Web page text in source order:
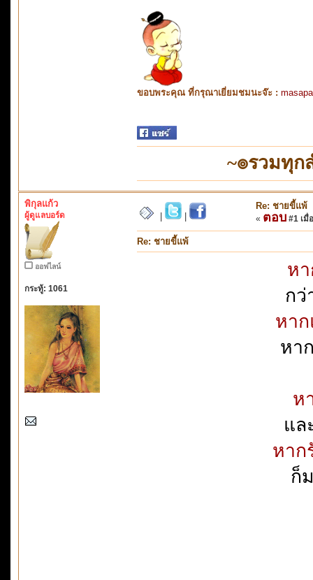
ขอบพระคุณ ที่กรุณาเยี่ยมชมนะจ๊ะ :
~๏รวมทุ
พิกุลแก้ว
ผู้ดูแลบอร์ด
ออฟไลน์
กระทู้: 1061
Re: ชายขี้แพ้
« ตอบ #1 เมื่
Re: ชายขี้แพ้
ห
กว่
หา
หา
ห
แล
หาก
ก็